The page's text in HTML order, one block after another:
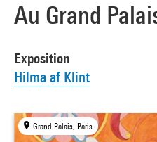
Au Grand
Exposition
Hilma af Klint
Grand Palais, Paris